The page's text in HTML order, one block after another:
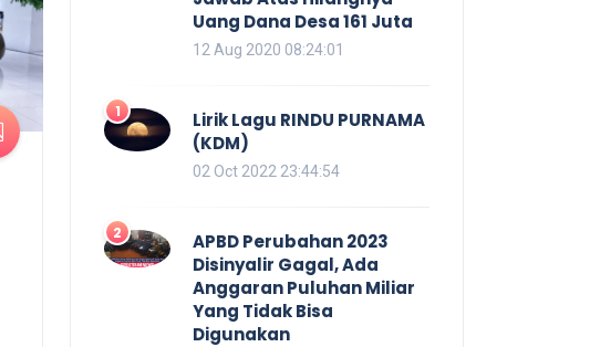
Uang Dana Desa 161 Juta
12 Aug 2020 08:24:01
1
Lirik Lagu RINDU PURNAMA
(KDM)
02 Oct 2022 23:44:54
2
APBD Perubahan 2023
Disinyalir Gagal, Ada
Anggaran Puluhan Miliar
Yang Tidak Bisa
Digunakan